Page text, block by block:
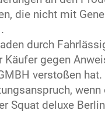
die nicht mit
durch
gegen
verstoßen hat.
Squat deluxe